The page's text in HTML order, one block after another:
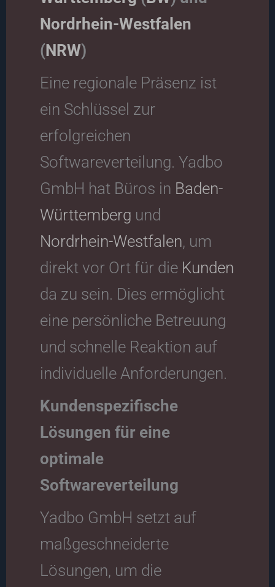
Nordrhein-Westfalen
(NRW)
Eine regionale Präsenz ist
ein Schlüssel zur
erfolgreichen
Softwareverteilung. Yadbo
GmbH hat Büros in Baden-
Württemberg und
Nordrhein-Westfalen, um
direkt vor Ort für die Kunden
da zu sein. Dies ermöglicht
eine persönliche Betreuung
und schnelle Reaktion auf
individuelle Anforderungen.
Kundenspezifische
Lösungen für eine
optimale
Softwareverteilung
Yadbo GmbH setzt auf
maßgeschneiderte
Lösungen, um die